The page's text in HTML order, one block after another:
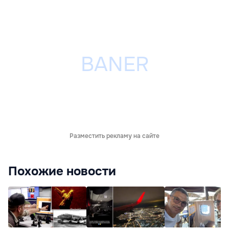
Разместить рекламу на сайте
Похожие новости